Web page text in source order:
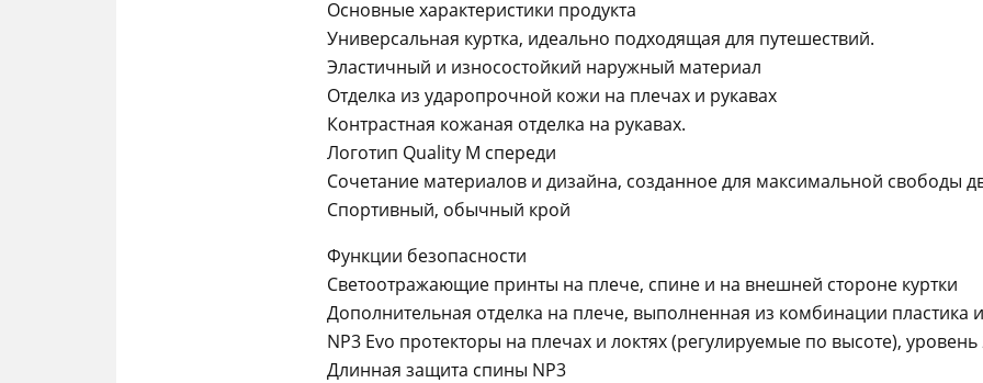
Основные характеристики продукта
Универсальная куртка, идеально подходящая для путешествий.
Эластичный и износостойкий наружный материал
Отделка из ударопрочной кожи на плечах и рукавах
Контрастная кожаная отделка на рукавах.
Логотип Quality M спереди
Сочетание материалов и дизайна, созданное для максимальной свободы
Спортивный, обычный крой
Функции безопасности
Светоотражающие принты на плече, спине и на внешней стороне куртки
Дополнительная отделка на плече, выполненная из комбинации пластика
NP3 Evo протекторы на плечах и локтях (регулируемые по высоте), уровень
Длинная защита спины NP3